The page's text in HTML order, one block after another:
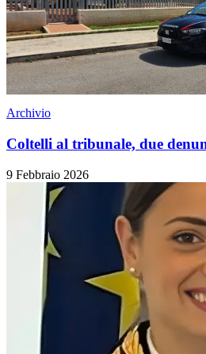
Archivio
Coltelli al tribunale, due
9 Febbraio 2026